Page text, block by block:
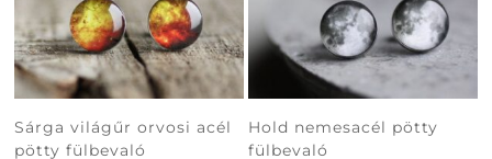
Sárga világűr orvosi acél
pötty fülbevaló
Hold nemesacél pötty
fülbevaló